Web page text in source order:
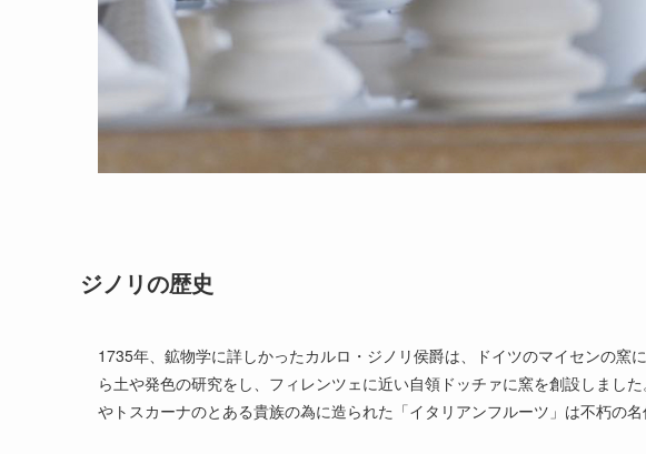
ジノリの歴史
1735年、鉱物学に詳しかったカルロ・ジノリ侯爵は、ドイツのマイセンの窯
ら土や発色の研究をし、フィレンツェに近い自領ドッチァに窯を創設しまし
やトスカーナのとある貴族の為に造られた「イタリアンフルーツ」は不朽の名